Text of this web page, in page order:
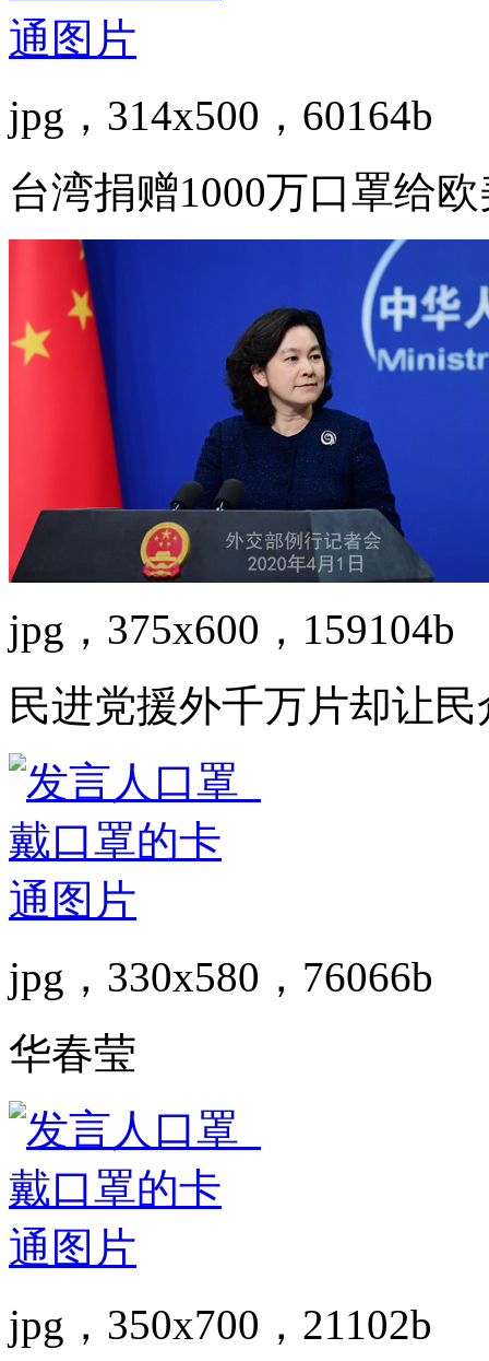
jpg，314x500，60164b
台湾捐赠1000万口罩给
jpg，375x600，159104b
民进党援外千万片却让
jpg，330x580，76066b
华春莹
jpg，350x700，21102b